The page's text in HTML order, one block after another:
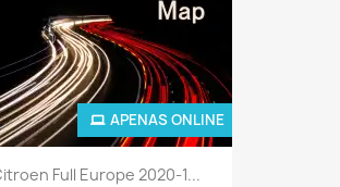
Full Europe 2020-1...
APENAS ONLINE